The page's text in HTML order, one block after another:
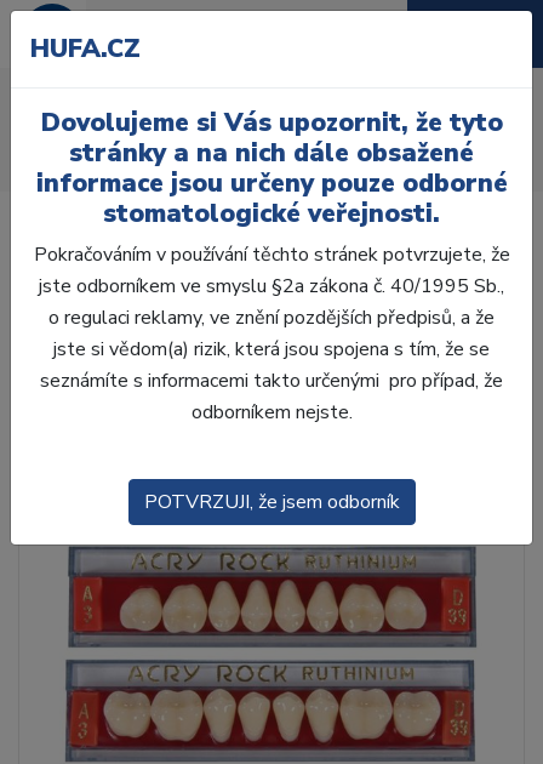
Úvod Zuby
AcryRock
AcryRock distální H 8 ks D45-G, A3,5
HUFA.CZ
Dovolujeme si Vás upozornit, že tyto
stránky a na nich dále obsažené
informace jsou určeny pouze odborné
stomatologické veřejnosti.
Pokračováním v používání těchto stránek potvrzujete, že
jste odborníkem ve smyslu §2a zákona č. 40/1995 Sb.,
o regulaci reklamy, ve znění pozdějších předpisů, a že
jste si vědom(a) rizik, která jsou spojena s tím, že se
seznámíte s informacemi takto určenými pro případ, že
odborníkem nejste.
POTVRZUJI, že jsem odborník